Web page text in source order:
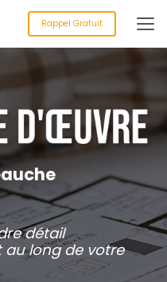
Rappel Gratuit
détail
long de votre